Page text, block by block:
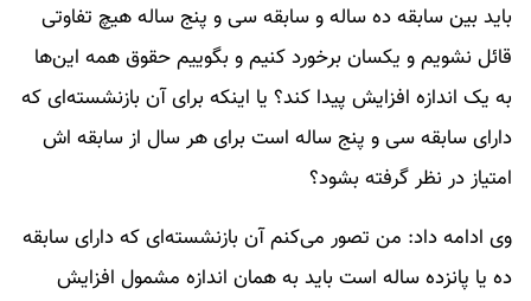
باید بین سابقه ده ساله و سابقه سی و پنج ساله هیچ تفاوتی
قائل نشویم و یکسان برخورد کنیم و بگوییم حقوق همه این‌ها
به یک اندازه افزایش پیدا کند؟ یا اینکه برای آن بازنشسته‌ای که
دارای سابقه سی و پنج ساله است برای هر سال از سابقه اش
امتیاز در نظر گرفته بشود؟
وی ادامه داد: من تصور می‌کنم آن بازنشسته‌ای که دارای سابقه
ده یا پانزده ساله است باید به همان اندازه مشمول افزایش